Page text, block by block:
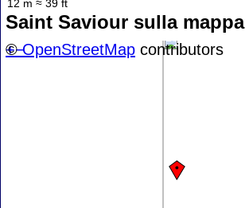
12 m ≈ 39 ft
Saint Saviour sulla mappa
+−
©OpenStreetMap contributors